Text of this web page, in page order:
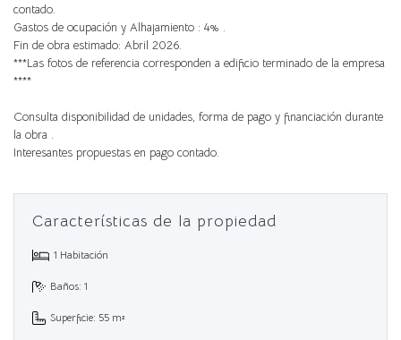
contado.
Gastos de ocupación y Alhajamiento : 4% .
Fin de obra estimado: Abril 2026.
***Las fotos de referencia corresponden a edificio terminado de la empresa
****
Consulta disponibilidad de unidades, forma de pago y financiación durante
la obra .
Interesantes propuestas en pago contado.
Características de la propiedad
1 Habitación
Baños: 1
Superficie: 55 m²